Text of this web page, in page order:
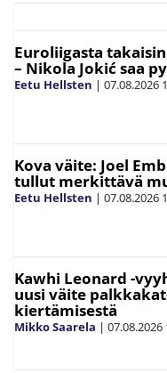
Euroliigasta
– Nikola Jokić saa
Eetu Hellsten | 07.08.2026
Kova väite: Joel
tullut merkittävä
Eetu Hellsten | 07.08.2026
Kawhi Leonard -
uusi väite
kiertämisestä
Mikko Saarela | 07.08.2026